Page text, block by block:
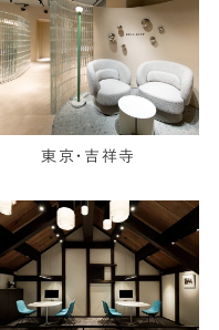
東京・吉祥寺